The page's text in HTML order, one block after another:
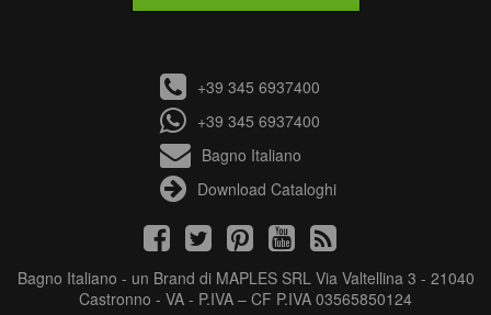
+39 345 6937400
+39 345 6937400
Bagno Italiano
Download Cataloghi
Bagno Italiano - un Brand di MAPLES SRL Via Valtellina 3 - 21040
Castronno - VA - P.IVA – CF P.IVA 03565850124